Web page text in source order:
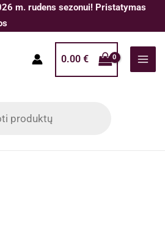
m. rudens sezonui! Pristatymas
0.00 €